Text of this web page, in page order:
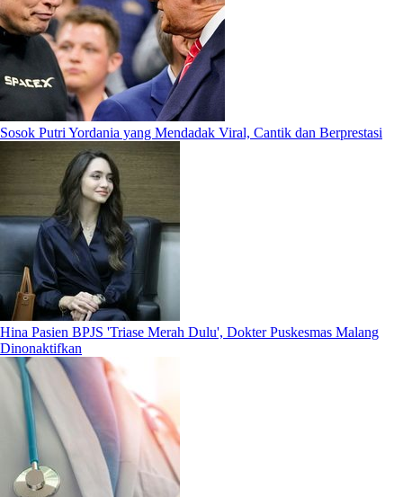
Sosok Putri Yordania yang Mendadak Viral, Cantik dan Berprestasi
Hina Pasien BPJS 'Triase Merah Dulu', Dokter Puskesmas Malang
Dinonaktifkan